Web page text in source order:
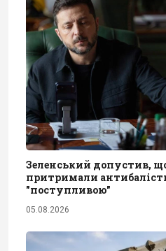
Зеленський допустив,
притримали
"поступливою"
05.08.2026